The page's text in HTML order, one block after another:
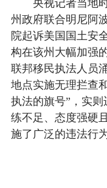
央视记者当地
州政府联合明尼阿
院起诉美国国土安
构在该州大幅加强
联邦移民执法人员
地点实施无理拦查
执法的旗号”，实则
练不足、态度强硬
施了广泛的违法行